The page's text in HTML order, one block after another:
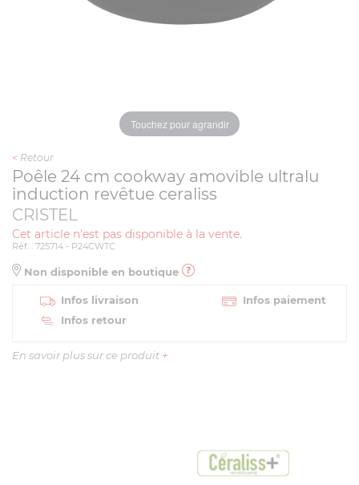
Touchez pour agrandir
< Retour
Poêle 24 cm cookway amovible ultralu
induction revêtue ceraliss
CRISTEL
Cet article n'est pas disponible à la vente.
Réf. : 725714 - P24CWTC
Non disponible en boutique
Infos livraison
Infos paiement
Infos retour
En savoir plus sur ce produit +